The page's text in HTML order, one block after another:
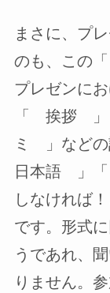
まさに、プ
のも、この
プレゼンに
「 挨拶
ミ 」など
日本語 」
しなければ
です。形式
うであれ、
りません。